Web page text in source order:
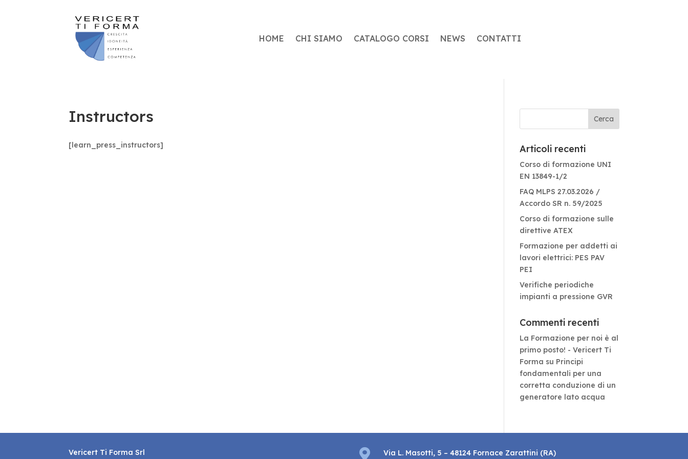
HOME CHI SIAMO CATALOGO CORSI NEWS CONTATTI
Instructors
[learn_press_instructors] Articoli recenti
Corso di formazione UNI
EN 13849-1/2
FAQ MLPS 27.03.2026 /
Accordo SR n. 59/2025
Corso di formazione sulle
direttive ATEX
Formazione per addetti ai
lavori elettrici: PES PAV
PEI
Verifiche periodiche
impianti a pressione GVR
Commenti recenti
La Formazione per noi è al
primo posto! - Vericert Ti
Forma su Principi
fondamentali per una
corretta conduzione di un
generatore lato acqua
Vericert Ti Forma Srl  Via L. Masotti, 5 – 48124 Fornace Zarattini (RA)